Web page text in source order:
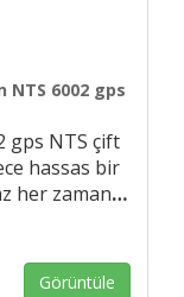
6002 gps
gps NTS çift
hassas bir
her zaman…
Görüntüle